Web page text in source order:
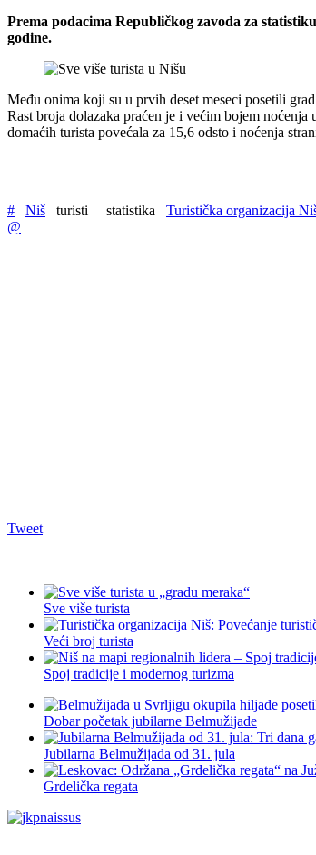
Prema podacima Republičkog zavoda za
godine.
Među onima koji su u prvih deset meseci posetili
Rast broja dolazaka praćen je i većim bojem
domaćih turista povećala za 15,6 odsto i noćenja
# Niš turisti statistika Turistička organizacija
@
Tweet
Sve više turista
Veći broj turista
Spoj tradicije i modernog turizma
Dobar početak jubilarne Belmužijade
Jubilarna Belmužijada od 31. jula
Grdelička regata